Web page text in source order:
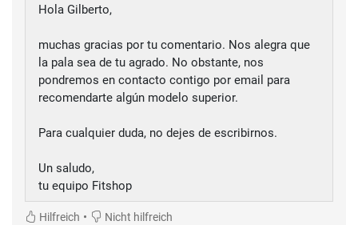
Hola Gilberto,
muchas gracias por tu comentario. Nos alegra que
la pala sea de tu agrado. No obstante, nos
pondremos en contacto contigo por email para
recomendarte algún modelo superior.
Para cualquier duda, no dejes de escribirnos.
Un saludo,
tu equipo Fitshop
Hilfreich • Nicht hilfreich